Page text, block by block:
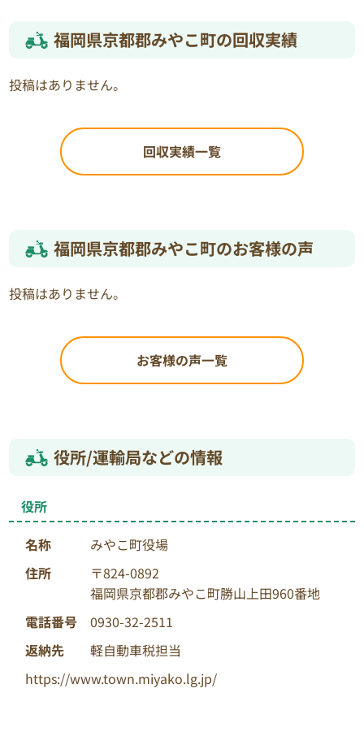
福岡県京都郡みやこ町の回収実績
投稿はありません。
回収実績一覧
福岡県京都郡みやこ町のお客様の声
投稿はありません。
お客様の声一覧
役所/運輸局などの情報
役所
名称
みやこ町役場
住所
〒824-0892
福岡県京都郡みやこ町勝山上田960番地
電話番号
0930-32-2511
返納先
軽自動車税担当
https://www.town.miyako.lg.jp/